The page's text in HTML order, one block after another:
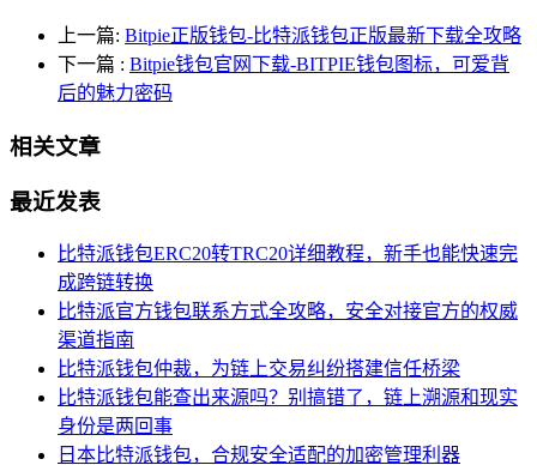
上一篇: Bitpie正版钱包-比特派钱包正版最新下载全攻略
下一篇 : Bitpie钱包官网下载-BITPIE钱包图标，可爱背
后的魅力密码
相关文章
最近发表
比特派钱包ERC20转TRC20详细教程，新手也能快速完
成跨链转换
比特派官方钱包联系方式全攻略，安全对接官方的权威
渠道指南
比特派钱包仲裁，为链上交易纠纷搭建信任桥梁
比特派钱包能查出来源吗？别搞错了，链上溯源和现实
身份是两回事
日本比特派钱包，合规安全适配的加密管理利器